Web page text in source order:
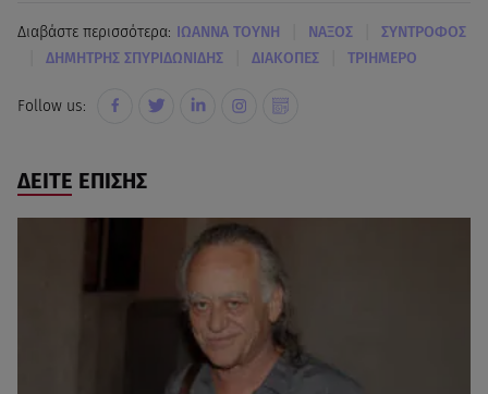
Διαβάστε περισσότερα: ΙΩΑΝΝΑ ΤΟΥΝΗ ΝΑΞΟΣ ΣΥΝΤΡΟΦΟΣ
ΔΗΜΗΤΡΗΣ ΣΠΥΡΙΔΩΝΙΔΗΣ ΔΙΑΚΟΠΕΣ ΤΡΙΗΜΕΡΟ
Follow us:
ΔΕΙΤΕ ΕΠΙΣΗΣ